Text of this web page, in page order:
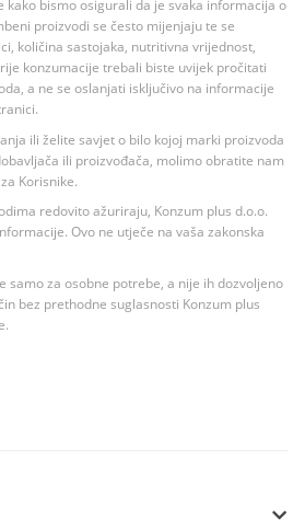
kako bismo osigurali da je svaka informacija o
proizvodi se često mijenjaju te se
količina sastojaka, nutritivna vrijednost,
konzumacije trebali biste uvijek pročitati
a ne se oslanjati isključivo na informacije
ili želite savjet o bilo kojoj marki proizvoda
ili proizvođača, molimo obratite nam
Korisnike.
redovito ažuriraju, Konzum plus d.o.o.
Ovo ne utječe na vaša zakonska
samo za osobne potrebe, a nije ih dozvoljeno
bez prethodne suglasnosti Konzum plus